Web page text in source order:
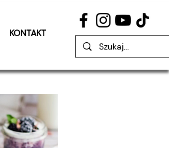
KONTAKT